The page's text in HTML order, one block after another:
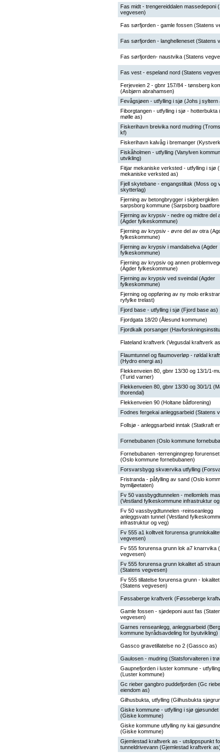
Fas midt - trengereiddalen massedeponi
vegvesen)
Fas sørfjorden - gamle fossen (Statens
Fas sørfjorden - langhelleneset (Statens
Fas sørfjorden- naustvika (Statens
Fas vest - espeland nord (Statens
Ferjeveien 2 - gbnr 157/84 - tønsberg
(Asbjørn abrahamsen)
Fevågsjøen - utfylling i sjø (Johs j syltern
Fiborgtangen - utfylling i sjø - hotterbukta
mølle as)
Fiskerihavn breivika nord mudring
kf)
Fiskerihavn kalvåg i bremanger
Fiskåholmen - utfylling (Vanylven
utvikling)
Fitjar mekaniske verksted - utfylling i sjø
mekaniske verksted as)
Fjell skytebane - engangstiltak (Moss og
skytterlag)
Fjerning av betongbrygger i skjebergkilen
sarpsborg kommune (Sarpsborg
Fjerning av krypsiv - nedre og midtre del
(Agder fylkeskommune)
Fjerning av krypsiv - øvre del av otra
fylkeskommune)
Fjerning av krypsiv i mandalselva (Agder
fylkeskommune)
Fjerning av krypsiv og annen
(Agder fylkeskommune)
Fjerning av krypsiv ved sveindal (Agder
fylkeskommune)
Fjerning og oppføring av ny molo
ryfylke trelast)
Fjord base - utfylling i sjø (Fjord base as)
Fjordgata 18/20 (Ålesund kommune)
Fjordkalk porsanger
Flateland kraftverk (Vegusdal kraftverk
Flaumtunnel og flaumoverløp - røldal
(Hydro energi as)
Flekkenveien 80, gbnr 13/30 og 13/1/1-
(Turid varner)
Flekkenveien 80, gbnr 13/30 og 30/1/1
thorendal)
Flekkenveien 90 (Holtane båtforening)
Fodnes fergekai anleggsarbeid (Statens
Follsjø - anleggsarbeid inntak (Statkraft
Fornebubanen (Oslo kommune
Fornebubanen -terrenginngrep
(Oslo kommune fornebubanen)
Forsvarsbygg skværvika utfylling
Fristranda - påfylling av sand (Oslo
bymiljøetaten)
Fv 50 vassbygdtunnelen - mellomlels
(Vestland fylkeskommune infrastruktur
Fv 50 vassbygdtunnelen -reinseanlegg
anleggsvatn tunnel (Vestland
infrastruktur og veg)
Fv 555 a1 kolltveit forurensa
vegvesen)
Fv 555 forurensa grunn lok a7 knarrvika
vegvesen)
Fv 555 forurensa grunn lokalitet a5
(Statens vegvesen)
Fv 555 tillatelse forurensa grunn -
(Statens vegvesen)
Føssaberge kraftverk (Føsseberge
Gamle fossen - sjødeponi aust fas
vegvesen)
Garnes renseanlegg, anleggsarbeid
kommune byrådsavdeling for byutvikling)
Gassco gravetillatelse no 2 (Gassco as)
Gaulosen - mudring (Statsforvalteren i
Gaupnefjorden i luster kommune -
(Luster kommune)
Gc rieber gangbro puddefjorden (Gc
eiendom as)
Gilhusbukta, utfylling (Gilhusbukta
Giske kommune - utfylling i sjø gjøsundet
(Giske kommune)
Giske kommune utfylling ny kai
(Giske kommune)
Gjemlestad kraftverk as - utslippspunkt
tunneldrivevann (Gjemlestad kraftverk